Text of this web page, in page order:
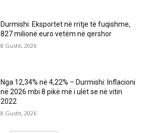
Durmishi: Eksportet në rritje të fuqishme,
827 milionë euro vetëm në qershor
8 Gusht, 2026
Nga 12,34% në 4,22% – Durmishi: Inflacioni
në 2026 mbi 8 pikë më i ulët se në vitin
2022
8 Gusht, 2026